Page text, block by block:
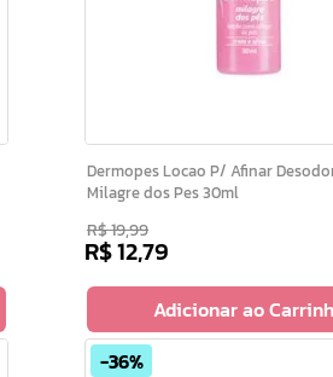
Dermopes Locao P/ Afinar Desodorante
Milagre dos Pes 30ml
R$19,99
R$12,79
Adicionar ao
36%